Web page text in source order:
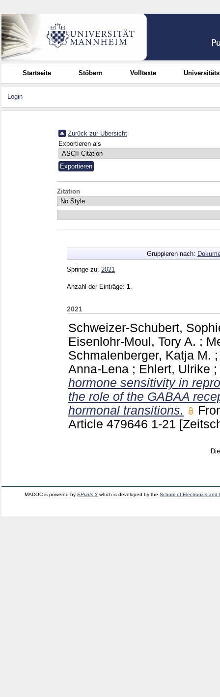
Startseite Stöbern Volltexte
Login
Zurück zur Übersicht
Exportieren als
Zitation
Gruppieren nach:
Springe zu: 2021
Anzahl der Einträge: 1
2021
Schweizer-Schubert,
Eisenlohr-Moul, Tory A. ;
Schmalenberger, Katja M.
Anna-Lena ; Ehlert, Ulrike ;
hormone sensitivity in
the role of the GABAA
hormonal transitions.
Article 479646 1-21
MADOC is powered byEPrints 3 which is developed by theSchool of Electronics and